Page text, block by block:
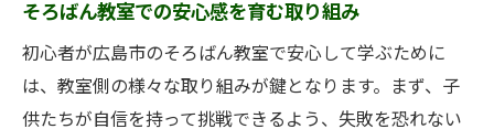
そろばん教室での安心感を育む取り組み
初心者が広島市のそろばん教室で安心して学ぶために
は、教室側の様々な取り組みが鍵となります。まず、子
供たちが自信を持って挑戦できるよう、失敗を恐れない